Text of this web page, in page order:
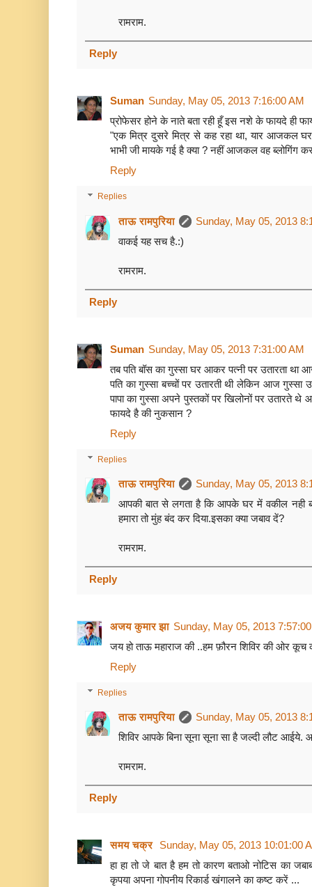
रामराम.
Reply
Suman Sunday, May 05, 2013 7:16:00 AM
प्रोफेसर होने के नाते बता रही हूँ इस नशे के फायदे ही
"एक मित्र दुसरे मित्र से कह रहा था, यार आजकल घर
भाभी जी मायके गई है क्या ? नहीं आजकल वह ब्लोगिंग
Reply
Replies
ताऊ रामपुरिया
Sunday, May 05, 2013
वाकई यह सच है.:)
रामराम.
Reply
Suman Sunday, May 05, 2013 7:31:00 AM
तब पति बॉस का गुस्सा घर आकर पत्नी पर उतारता था
पति का गुस्सा बच्चों पर उतारती थी लेकिन आज गुस्सा
पापा का गुस्सा अपने पुस्तकों पर खिलोनों पर
फायदे है की नुकसान ?
Reply
Replies
ताऊ रामपुरिया
Sunday, May 05, 2013
आपकी बात से लगता है कि आपके घर में वकील नही
हमारा तो मुंह बंद कर दिया.इसका क्या जबाव दें?
रामराम.
Reply
अजय कुमार झा Sunday, May 05, 2013
जय हो ताऊ महाराज की ..हम फ़ौरन शिविर की ओर कूच
Reply
Replies
ताऊ रामपुरिया
Sunday, May 05, 2013
शिविर आपके बिना सूना सूना सा है जल्दी लौट आईये.
रामराम.
Reply
समय चक्र Sunday, May 05, 2013 10:01:00
हा हा तो जे बात है हम तो कारण बताओ नोटिस का
कृपया अपना गोपनीय रिकार्ड खंगालने का कष्ट करें ...